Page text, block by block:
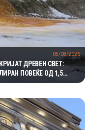
ДРЕВЕН СВЕТ:
ПОВЕЌЕ ОД 1,5
05/08/2026